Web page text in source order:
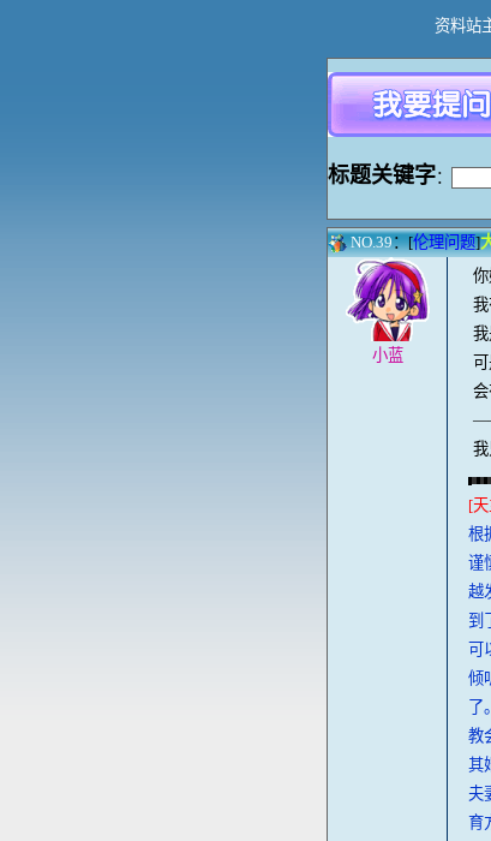
资料站
标题关键字：
NO.39：[伦理问题]
小蓝
你
我
[天
根
谨
越
到
可
倾
了。
教
其
夫
育